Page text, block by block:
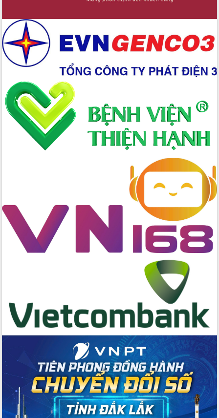
đầu, phát huy tinh thần chủ động,
sáng tạo để đảm bảo tiến độ giải ngân
vốn đầu tư công năm 2025
Sở Công Thương đột phá số hóa 100%
thủ tục trực tuyến lấy sự hài lòng của
doanh nghiệp làm thước đo phục vụ
Đảm bảo công tác bầu cử triển khai
đúng tiến độ, quy trình theo luật định
Ban Tuyên giáo và Dân vận Trung ương
tập huấn công tác khoa giáo năm 2025
Đắk Lắk hưởng ứng Ngày Pháp luật
Việt Nam 2025 và biểu dương 25 tập
thể, cá nhân tiêu biểu
Kỳ họp chuyên đề lần thứ Ba, HĐND
tỉnh khóa X
Bí thư Tỉnh ủy Lương Nguyễn Minh
Triết kiểm tra việc thực hiện chống
khai thác IUU
Đồng chí Lương Nguyễn Minh Triết
được chỉ định làm Bí thư Tỉnh ủy Đắk
Tập trung triển khai các giải pháp sản
xuất nông nghiệp bền vững, phát thải
thấp
Tọa đàm kỷ niệm 95 năm Ngày thành
lập Hội Liên hiệp Phụ nữ Việt Nam
Đắk Lắk tổ chức Ngày hội Chuyển đổi
số với chủ đề: “Công nghệ số - kiến